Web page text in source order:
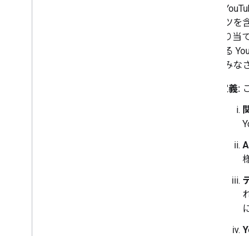
む）、
ンテンツ
って割り当
提供する
ものとみな
定義: